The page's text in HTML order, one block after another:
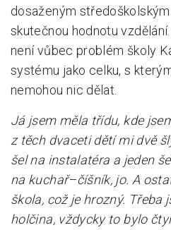
dosaženým
skutečnou hodnotu
není vůbec problém školy
systému jako celku, s
nemohou nic dělat.
Já jsem měla třídu, kde
z těch dvaceti dětí mi dvě
šel na instalatéra a jeden
na kuchař–číšník, jo. A
škola, což je hrozný. Třeba
holčina, vždycky to bylo